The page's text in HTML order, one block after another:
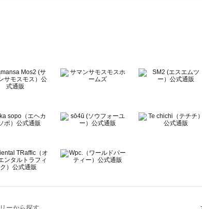
BLUE（べティーズブルー）の雑貨一覧
ールドパーティー）の雑貨一覧